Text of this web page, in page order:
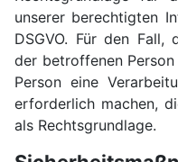
unserer berechtigten
DSGVO. Für den Fall,
der betroffenen
Person eine
erforderlich machen,
als Rechtsgrundlage.